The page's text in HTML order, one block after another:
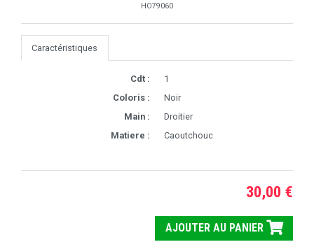
HO79060
Caractéristiques
Cdt :
1
Coloris :
Noir
Main :
Droitier
Matiere :
Caoutchouc
30,00 €
AJOUTER AU PANIER